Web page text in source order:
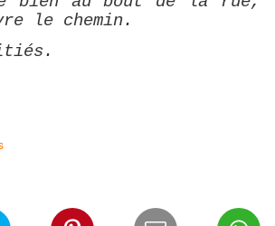
le chemin.